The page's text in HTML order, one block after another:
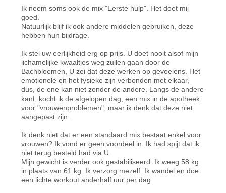
Ik neem soms ook de mix "Eerste hulp". Het doet mij
goed.
Natuurlijk blijf ik ook andere middelen gebruiken, deze
hebben hun bijdrage.
Ik stel uw eerlijkheid erg op prijs. U doet nooit alsof mijn
lichamelijke kwaaltjes weg zullen gaan door de
Bachbloemen, U zei dat deze werken op gevoelens. Het
emotionele en het fysieke zijn verbonden met elkaar,
dus, de ene kan niet zonder de andere. Langs de andere
kant, kocht ik de afgelopen dag, een mix in de apotheek
voor "vrouwenproblemen", maar ik denk dat deze niet
aangepast zijn.
Ik denk niet dat er een standaard mix bestaat enkel voor
vrouwen? Ik vond er geen voordeel in. Ik had spijt dat ik
niet terug besteld had via U.
Mijn gewicht is verder ook gestabiliseerd. Ik weeg 58 kg
in plaats van 61 kg. Ik verzorg mezelf. Ik wandel en doe
een lichte workout anderhalf uur per dag.